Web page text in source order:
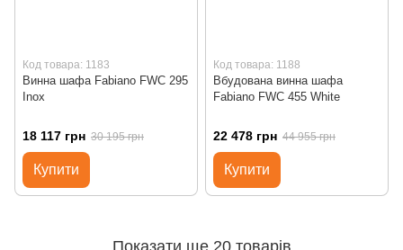
Код товара: 1183
Винна шафа Fabiano FWC 295
Inox
18 117 грн 30 195 грн
Купити
Код товара: 1188
Вбудована винна шафа
Fabiano FWC 455 White
22 478 грн 44 955 грн
Купити
Показати ще 20 товарів